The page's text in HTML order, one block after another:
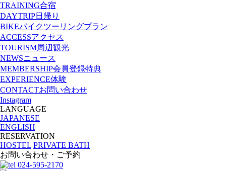
TRAINING合宿
DAYTRIP日帰り
BIKEバイクツーリングプラン
ACCESSアクセス
TOURISM周辺観光
NEWSニュース
MEMBERSHIP会員登録特典
EXPERIENCE体験
CONTACTお問い合わせ
Instagram
LANGUAGE
JAPANESE
ENGLISH
RESERVATION
HOSTEL PRIVATE BATH
お問い合わせ・ご予約
024-595-2170